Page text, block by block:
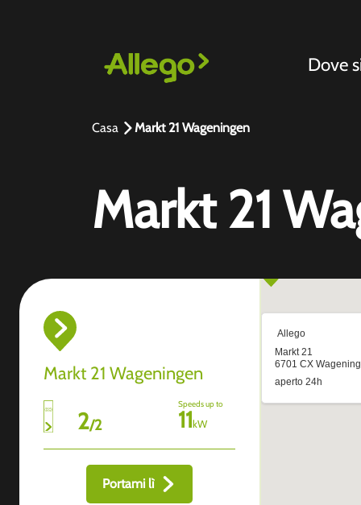
Dove
Casa Markt 21 Wageningen
Markt 21
Markt 21 Wageningen
2/2
Speeds up to
11kW
Portami lì